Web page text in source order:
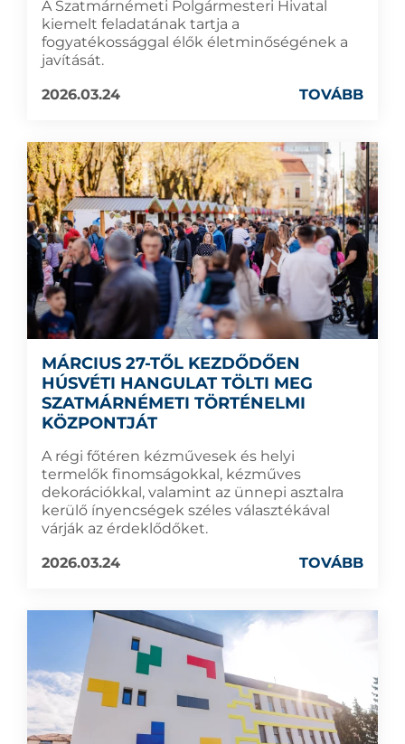
A Szatmárnémeti Polgármesteri Hivatal
kiemelt feladatának tartja a
fogyatékossággal élők életminőségének a
javítását.
2026.03.24
TOVÁBB
MÁRCIUS 27-TŐL KEZDŐDŐEN
HÚSVÉTI HANGULAT TÖLTI MEG
SZATMÁRNÉMETI TÖRTÉNELMI
KÖZPONTJÁT
A régi főtéren kézművesek és helyi
termelők finomságokkal, kézműves
dekorációkkal, valamint az ünnepi asztalra
kerülő ínyencségek széles választékával
várják az érdeklődőket.
2026.03.24
TOVÁBB